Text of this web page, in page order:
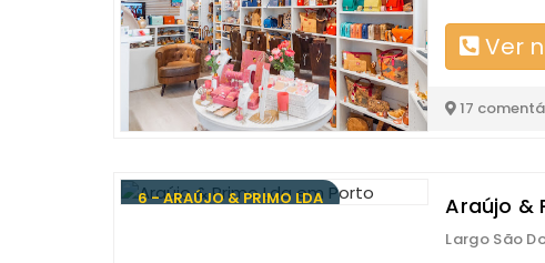
Ver
17
6 - ARAÚJO & PRIMO LDA Araújo &
Largo São